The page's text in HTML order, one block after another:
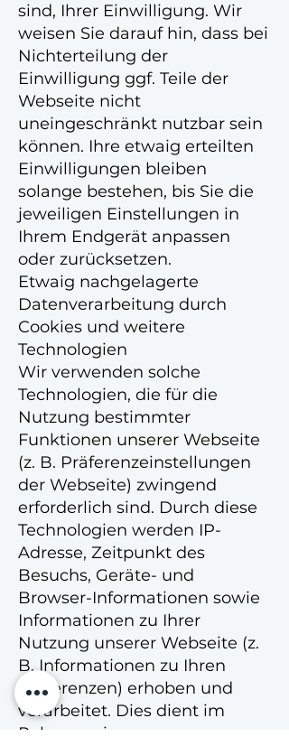
sind, Ihrer Einwilligung. Wir
weisen Sie darauf hin, dass bei
Nichterteilung der
Einwilligung ggf. Teile der
Webseite nicht
uneingeschränkt nutzbar sein
können. Ihre etwaig erteilten
Einwilligungen bleiben
solange bestehen, bis Sie die
jeweiligen Einstellungen in
Ihrem Endgerät anpassen
oder zurücksetzen.
Etwaig nachgelagerte
Datenverarbeitung durch
Cookies und weitere
Technologien
Wir verwenden solche
Technologien, die für die
Nutzung bestimmter
Funktionen unserer Webseite
(z. B. Präferenzeinstellungen
der Webseite) zwingend
erforderlich sind. Durch diese
Technologien werden IP-
Adresse, Zeitpunkt des
Besuchs, Geräte- und
Browser-Informationen sowie
Informationen zu Ihrer
Nutzung unserer Webseite (z.
B. Informationen zu Ihren
Präferenzen) erhoben und
verarbeitet. Dies dient im
Rahmen einer